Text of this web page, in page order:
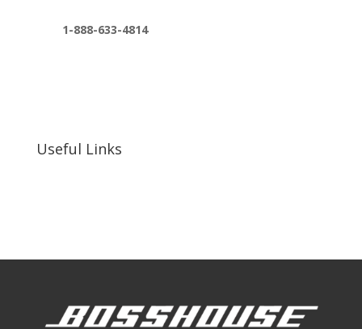
1-888-633-4814
Useful Links